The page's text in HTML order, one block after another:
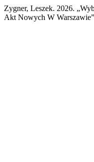
Zygner, Leszek. 2026.
Akt Nowych W